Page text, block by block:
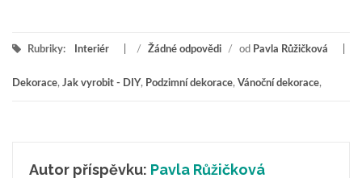
Rubriky: Interiér / Žádné odpovědi / od Pavla Růžičková
Dekorace, Jak vyrobit - DIY, Podzimní dekorace, Vánoční dekorace,
Autor příspěvku: Pavla Růžičková